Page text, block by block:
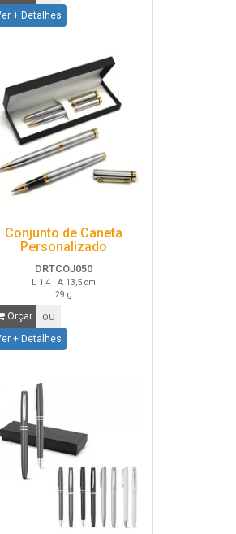
+ Detalhes
Conjunto de Caneta
Personalizado
DRTCOJ050
L 1,4 | A 13,5 cm
29 g
Orçar ou
+ Detalhes